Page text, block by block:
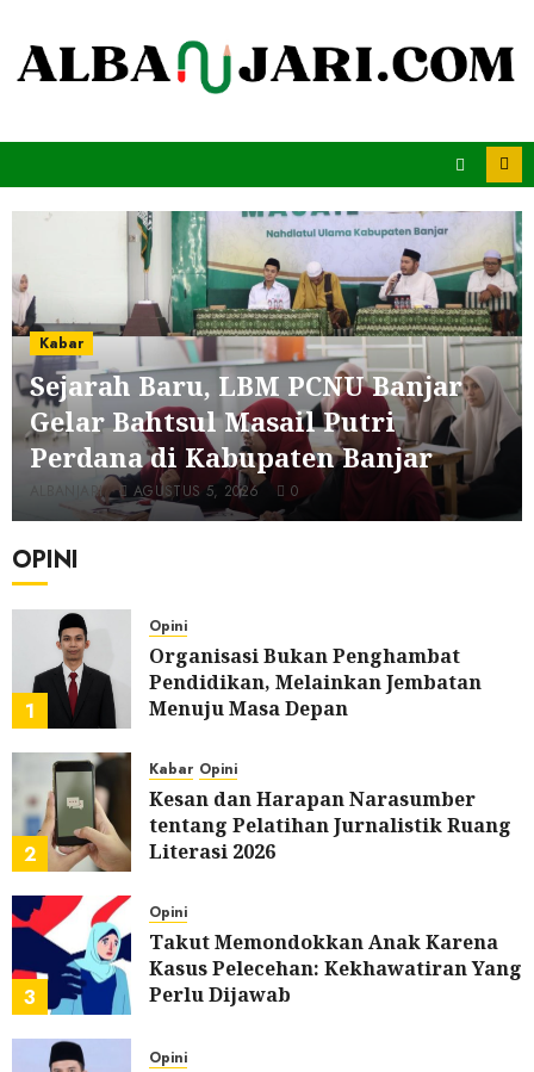
Kabar
Sejarah Baru, LBM PCNU Banjar
Gelar Bahtsul Masail Putri
Perdana di Kabupaten Banjar
ALBANJARI AGUSTUS 5, 2026 0
OPINI
1
Opini
Organisasi Bukan Penghambat
Pendidikan, Melainkan Jembatan
Menuju Masa Depan
2
Kabar Opini
Kesan dan Harapan Narasumber
tentang Pelatihan Jurnalistik Ruang
Literasi 2026
3
Opini
Takut Memondokkan Anak Karena
Kasus Pelecehan: Kekhawatiran Yang
Perlu Dijawab
Opini